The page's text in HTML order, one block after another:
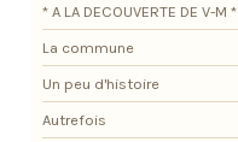
* A LA DECOUVERTE DE V-M *
La commune
Un peu d'histoire
Autrefois